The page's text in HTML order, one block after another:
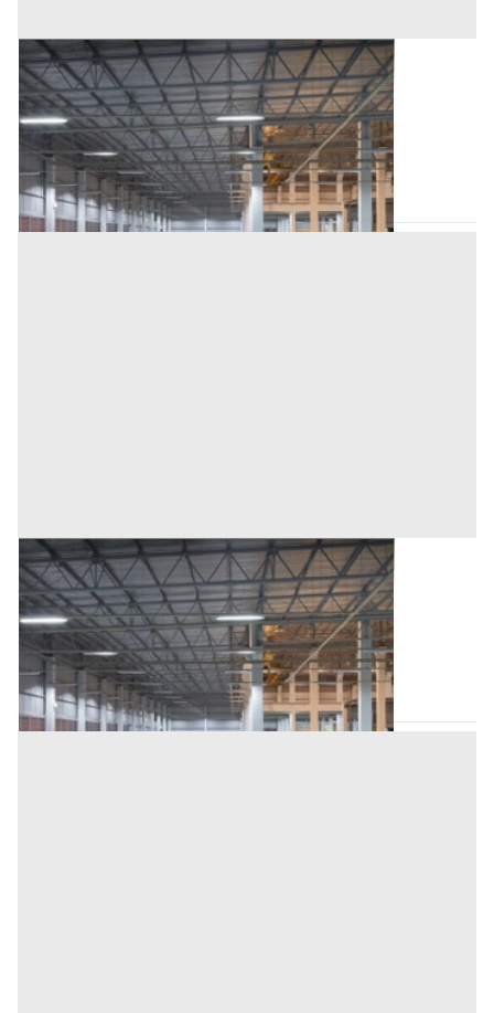
Deposito all'asta a Nuoro
Villagrande Strisaili (Nuoro)
Offerta minima
12.027,60 € 16.036,80 €
Codice asta:CT123501
Asta chiusa
Deposito all'asta a Nuoro
Villagrande Strisaili (Nuoro)
Offerta minima
26.703 € 35.604 €
Codice asta:CT123502
Asta chiusa